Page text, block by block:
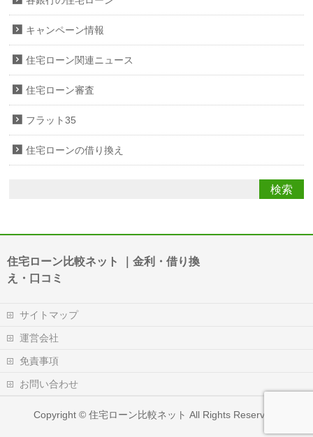
キャンペーン情報
住宅ローン関連ニュース
住宅ローン審査
フラット35
住宅ローンの借り換え
住宅ローン比較ネット ｜金利・借り換
え・口コミ
サイトマップ
運営会社
免責事項
お問い合わせ
Copyright ©住宅ローン比較ネット All Rights Reserved.